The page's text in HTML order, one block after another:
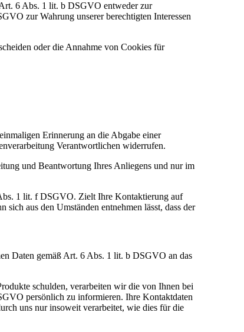
6 Abs. 1 lit. b DSGVO entweder zur
zur Wahrung unserer berechtigten Interessen
oder die Annahme von Cookies für
Erinnerung an die Abgabe einer
Verantwortlichen widerrufen.
und Beantwortung Ihres Anliegens und nur im
1 lit. f DSGVO. Zielt Ihre Kontaktierung auf
aus den Umständen entnehmen lässt, dass der
Daten gemäß Art. 6 Abs. 1 lit. b DSGVO an das
schulden, verarbeiten wir die von Ihnen bei
persönlich zu informieren. Ihre Kontaktdaten
uns nur insoweit verarbeitet, wie dies für die